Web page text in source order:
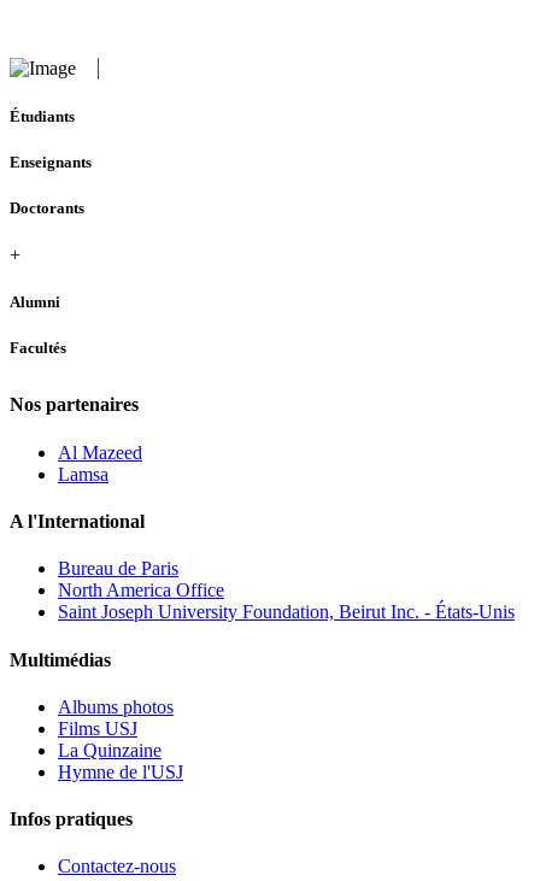
Étudiants
Enseignants
Doctorants
+
Alumni
Facultés
Nos partenaires
Al Mazeed
Lamsa
A l'International
Bureau de Paris
North America Office
Saint Joseph University Foundation, Beirut Inc. - États-Unis
Multimédias
Albums photos
Films USJ
La Quinzaine
Hymne de l'USJ
Infos pratiques
Contactez-nous